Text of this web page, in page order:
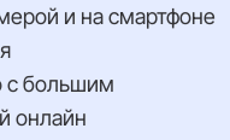
и на смартфоне
с большим
онлайн